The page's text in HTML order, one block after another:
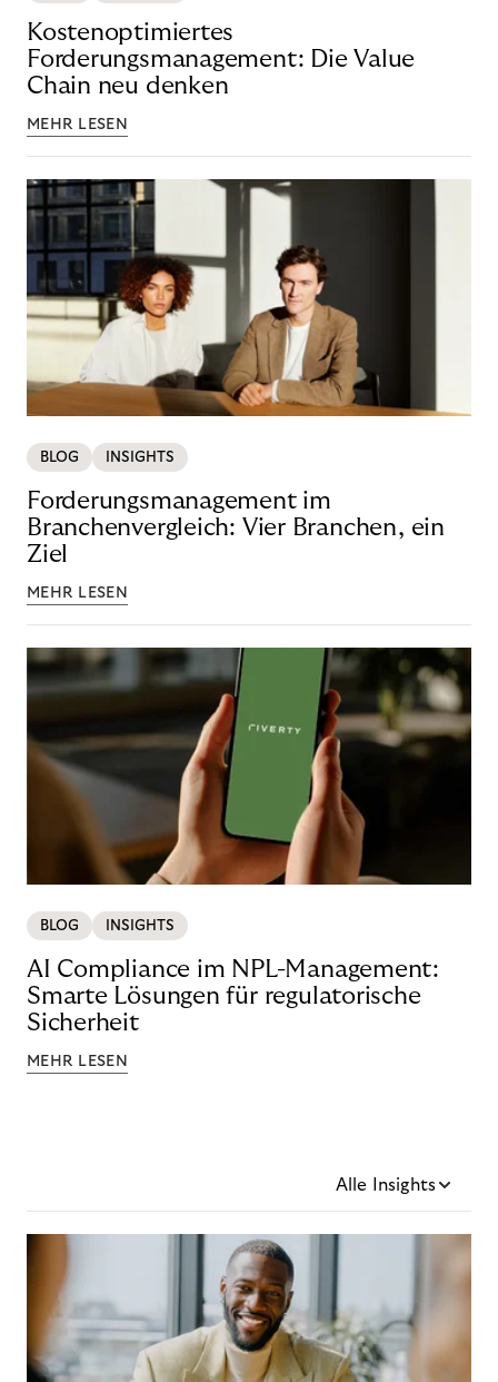
Kostenoptimiertes
Forderungsmanagement: Die Value
Chain neu denken
MEHR LESEN
BLOG INSIGHTS
Forderungsmanagement im
Branchenvergleich: Vier Branchen, ein
Ziel
MEHR LESEN
BLOG INSIGHTS
AI Compliance im NPL-Management:
Smarte Lösungen für regulatorische
Sicherheit
MEHR LESEN
Alle Insights